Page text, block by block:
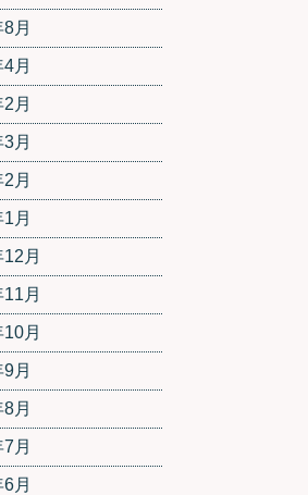
月
月
月
月
月
月
月
月
月
月
月
月
月